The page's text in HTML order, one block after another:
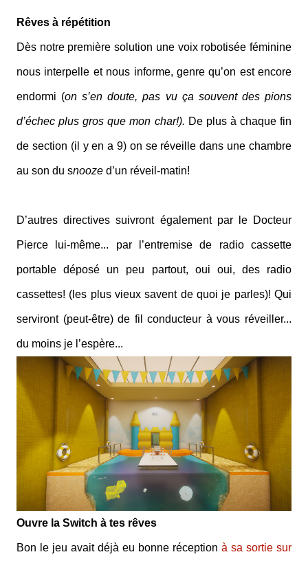
Rêves à répétition
Dès notre première solution une voix robotisée féminine
nous interpelle et nous informe, genre qu’on est encore
endormi (on s’en doute, pas vu ça souvent des pions
d’échec plus gros que mon char!). De plus à chaque fin
de section (il y en a 9) on se réveille dans une chambre
au son du snooze d’un réveil-matin!
D’autres directives suivront également par le Docteur
Pierce lui-même... par l’entremise de radio cassette
portable déposé un peu partout, oui oui, des radio
cassettes! (les plus vieux savent de quoi je parles)! Qui
serviront (peut-être) de fil conducteur à vous réveiller...
du moins je l’espère...
Ouvre la Switch à tes rêves
Bon le jeu avait déjà eu bonne réception à sa sortie sur